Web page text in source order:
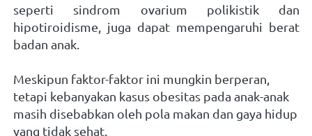
seperti sindrom ovarium polikistik dan
hipotiroidisme, juga dapat mempengaruhi berat
badan anak.
Meskipun faktor-faktor ini mungkin berperan,
tetapi kebanyakan kasus obesitas pada anak-anak
masih disebabkan oleh pola makan dan gaya hidup
yang tidak sehat.